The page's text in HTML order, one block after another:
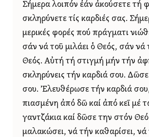
Σήμερα λοιπόν ἐάν ἀκούσετε τή
σκληρύνετε τίς καρδιές σας.
μερικές φορές πού πράγματι
σάν νά τοῦ μιλάει ὁ Θεός, σάν νά
Θεός. Αὐτή τή στιγμή μήν τήν
σκληρύνεις τήν καρδιά σου.
σου. Ἐλευθέρωσε τήν καρδιά σου,
πιασμένη ἀπό δῶ καί ἀπό κεῖ μέ
γαντζάκια καί δῶσε την στόν
μαλακώσει, νά τήν καθαρίσει, νά